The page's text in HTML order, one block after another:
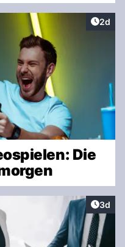
2d
Die
3d